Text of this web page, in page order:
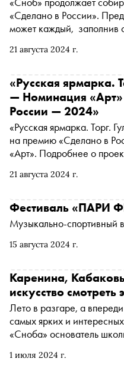
21 августа 2024 г.
«Сделано в России».
может каждый, заполнив
Среди них — культурный
театра и мурманский
21 августа 2024 г.
«Русская ярмарка.
— Номинация
России — 2024»
«Русская ярмарка. Торг.
на премию «Сделано в
«Арт». Подробнее о
15 августа 2024 г.
Фестиваль «ПАРИ
Музыкально-спортивный
1 июля 2024 г.
Каренина,
искусство смотреть
Лето в разгаре, а
самых ярких и
«Сноба» основатель
в Москве, Санкт-